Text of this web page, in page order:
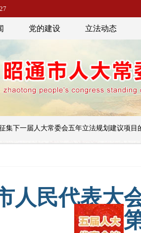
党的建设 立法动态
人大常委会五年立法规划建议项目的公告
人民代表大